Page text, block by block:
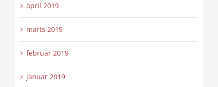
april 2019
marts 2019
februar 2019
januar 2019